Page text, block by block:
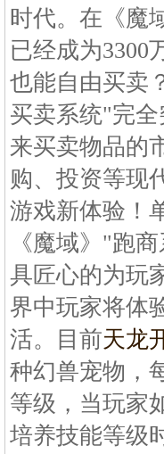
时代。在《魔
已经成为3300
也能自由买卖
买卖系统"完
来买卖物品的
购、投资等现
游戏新体验！
《魔域》"跑
具匠心的为玩
界中玩家将体
活。目前天龙
种幻兽宠物，
等级，当玩家
培养技能等级